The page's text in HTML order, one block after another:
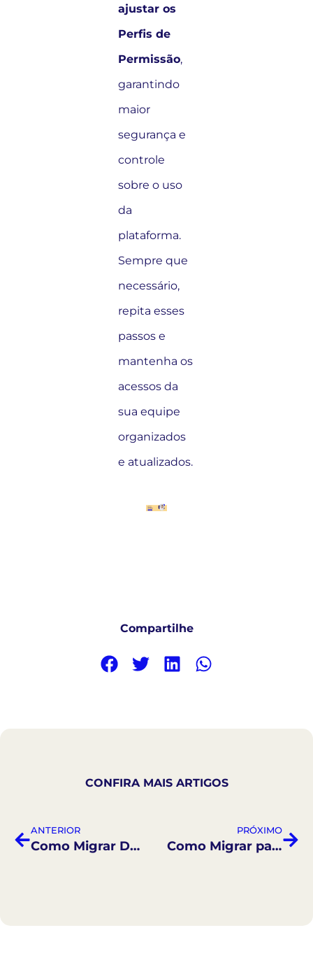
ajustar os
Perfis de
Permissão,
garantindo
maior
segurança e
controle
sobre o uso
da
plataforma.
Sempre que
necessário,
repita esses
passos e
mantenha os
acessos da
sua equipe
organizados
e atualizados.
Compartilhe
CONFIRA MAIS ARTIGOS
ANTERIOR
Como Migrar Dados via Planilha de Excel
PRÓXIMO
Como Migrar para a Nova Versão da Gestão Financeira